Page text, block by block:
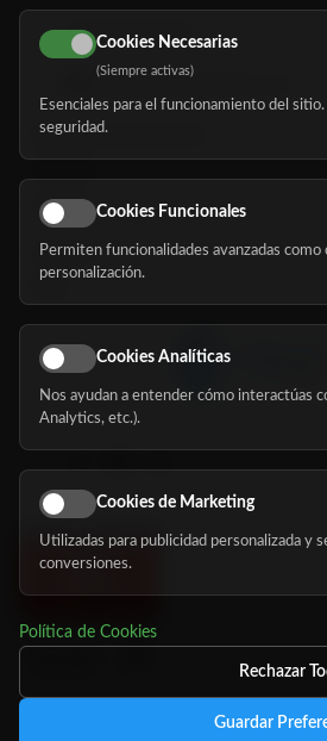
616 113 103
hola@mundomayor.com
Buscador de residencias
Eventos
Nosotros
Síguenos
Cookies Necesarias
(Siempre activas)
Esenciales para el funcionamiento del
seguridad.
Cookies Funcionales
Permiten funcionalidades avanzadas
personalización.
Cookies Analíticas
Nos ayudan a entender cómo interactúas
Analytics, etc.).
Cookies de Marketing
Utilizadas para publicidad personalizada y
conversiones.
Política de Cookies
Rechazar
Guardar